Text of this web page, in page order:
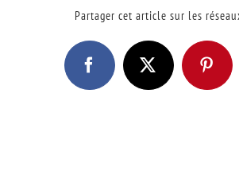
Partager cet article sur les
Facebook
X